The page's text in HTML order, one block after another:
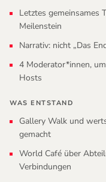
Letztes gemeinsames
Meilenstein
Narrativ: nicht „Das
4 Moderator*innen,
Hosts
WAS ENTSTAND
Gallery Walk und
gemacht
World Café über
Verbindungen